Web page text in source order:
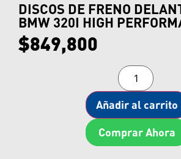
DISCOS DE FRENO
BMW 320I HIGH
$849,800
Añadir al carrito
Comprar Ahora